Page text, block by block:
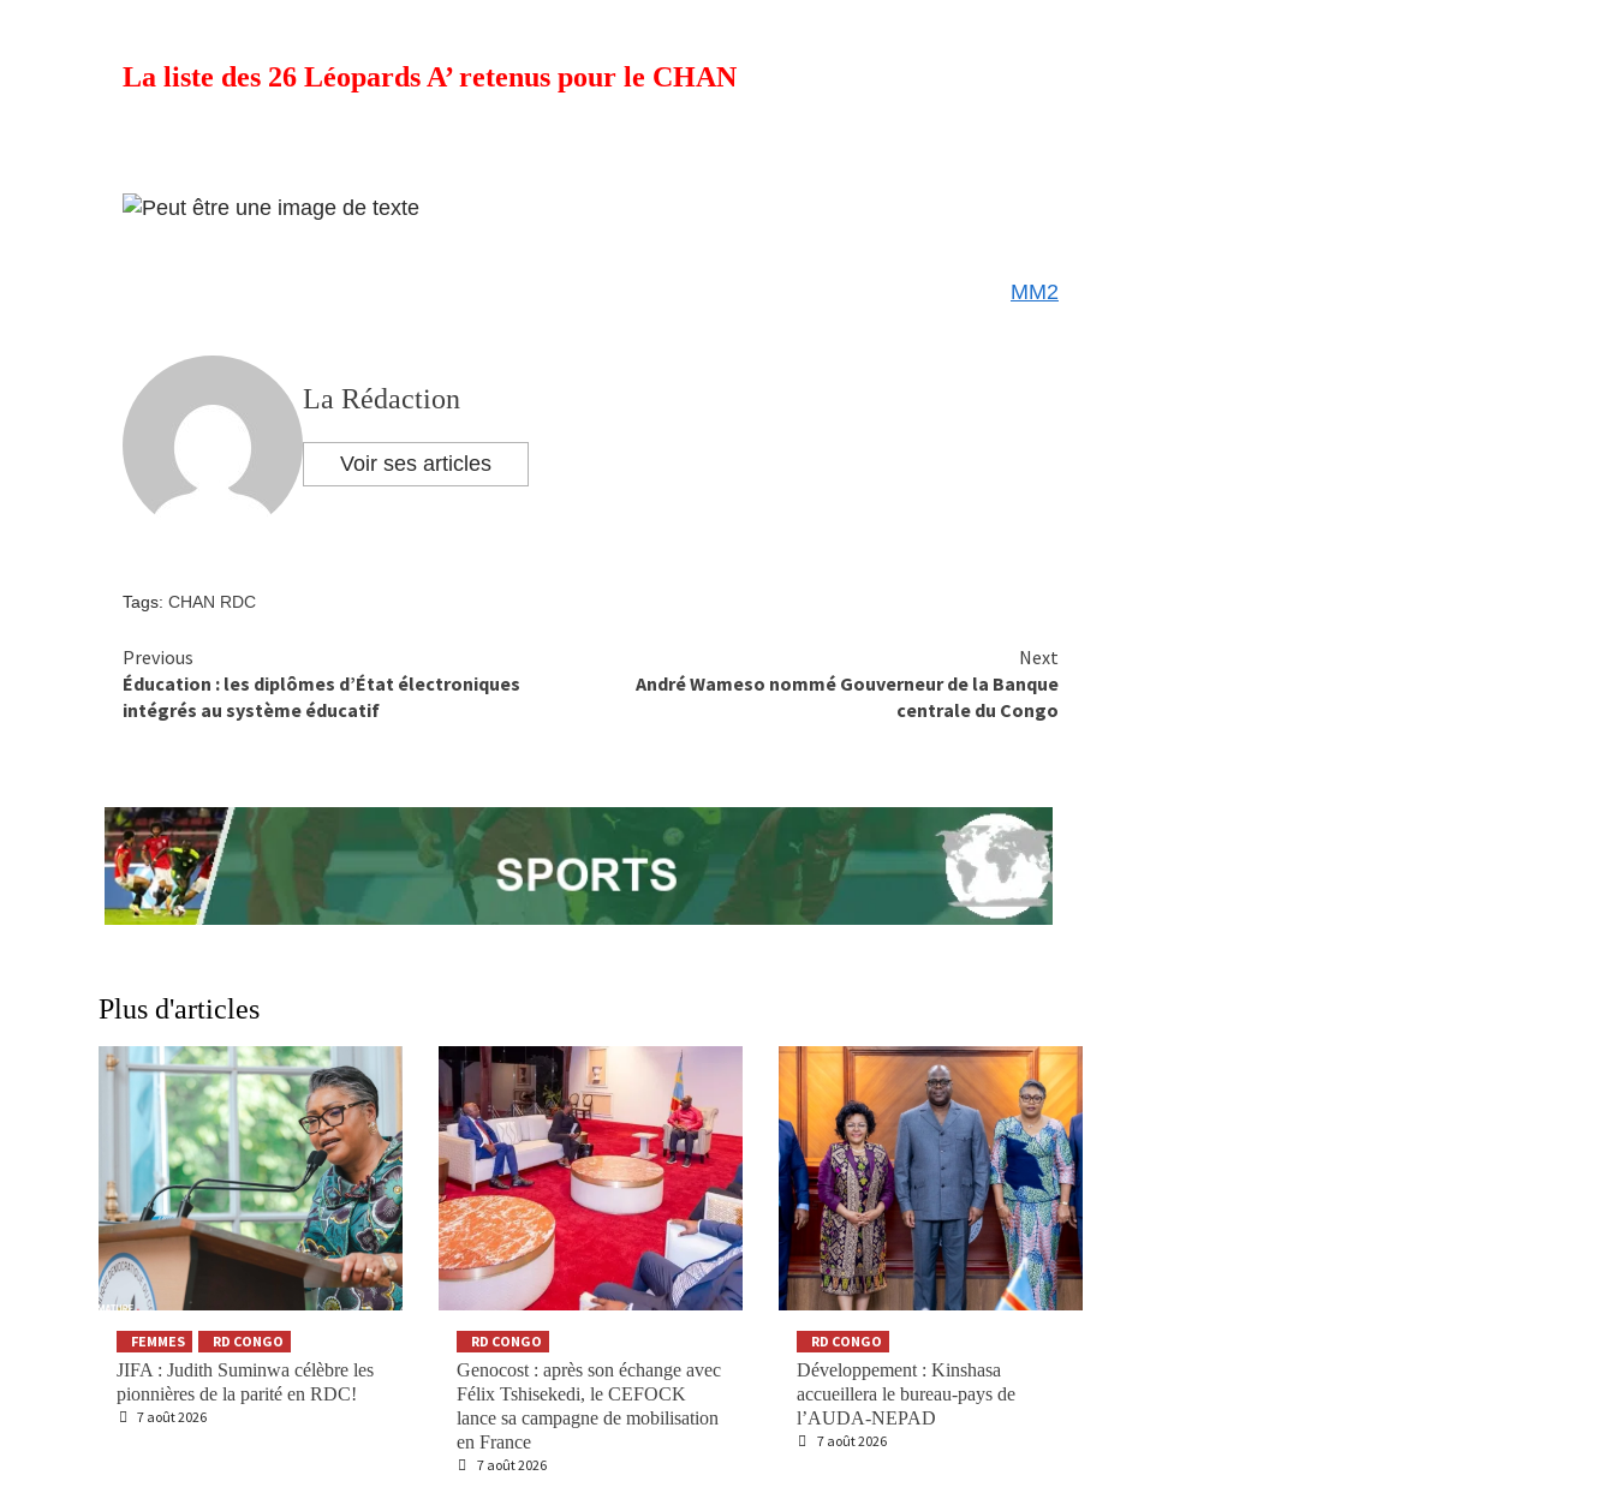
La liste des 26 Léopards A’ retenus pour le CHAN
MM2
La Rédaction
Voir ses articles
Tags: CHAN RDC
Continue
Reading
Previous
Éducation : les diplômes d’État électroniques
intégrés au système éducatif
Next
André Wameso nommé Gouverneur de la Banque
centrale du Congo
Plus d'articles
FEMMES RD CONGO
JIFA : Judith Suminwa célèbre les
pionnières de la parité en RDC!
7 août 2026
RD CONGO
Genocost : après son échange avec
Félix Tshisekedi, le CEFOCK
lance sa campagne de mobilisation
en France
7 août 2026
RD CONGO
Développement : Kinshasa
accueillera le bureau-pays de
l’AUDA-NEPAD
7 août 2026